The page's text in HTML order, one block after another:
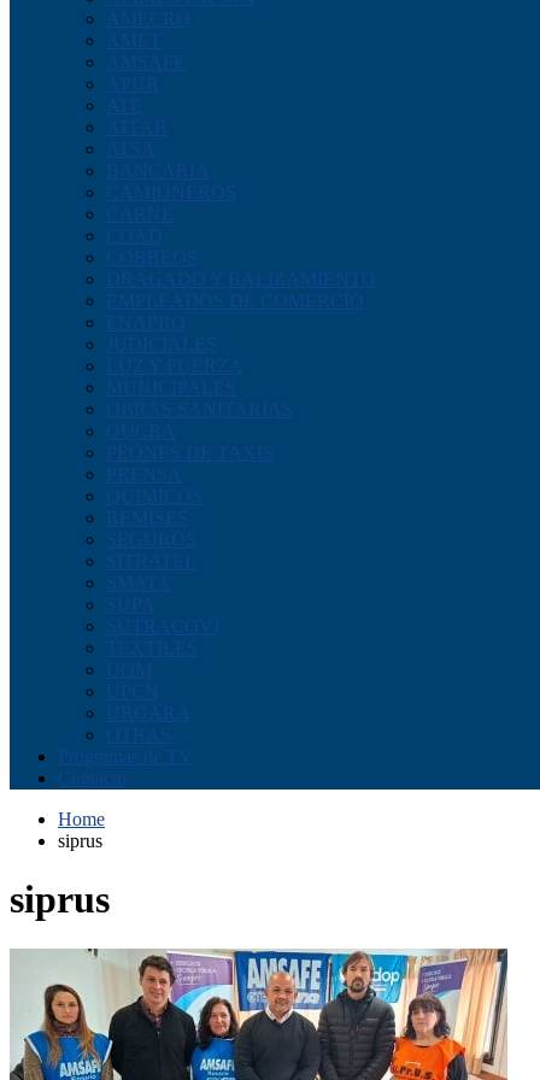
AMECRO
AMET
AMSAFE
APUR
ATE
ATFAR
ATSA
BANCARIA
CAMIONEROS
CARNE
COAD
CORREOS
DRAGADO Y BALIZAMIENTO
EMPLEADOS DE COMERCIO
ENAPRO
JUDICIALES
LUZ Y FUERZA
MUNICIPALES
OBRAS SANITARIAS
OUCRA
PEONES DE TAXIS
PRENSA
QUIMICOS
REMISES
SEGUROS
SITRATEL
SMATA
SUPA
SUTRACOVI
TEXTILES
UOM
UPCN
URGARA
OTRAS
Programas de TV
Contacto
Home
siprus
siprus